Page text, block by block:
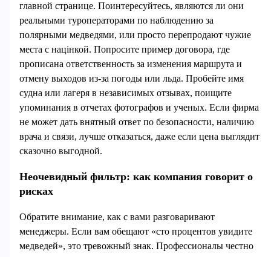
главной странице. Поинтересуйтесь, являются ли они
реальными туроператорами по наблюдению за
полярными медведями, или просто перепродают чужие
места с націнкой. Попросите пример договора, где
прописана ответственность за изменения маршрута и
отмену выходов из-за погоды или льда. Пробейте имя
судна или лагеря в независимых отзывах, поищите
упоминания в отчетах фотографов и ученых. Если фирма
не может дать внятный ответ по безопасности, наличию
врача и связи, лучше отказаться, даже если цена выглядит
сказочно выгодной.
Неочевидный фильтр: как компания говорит о
рисках
Обратите внимание, как с вами разговаривают
менеджеры. Если вам обещают «сто процентов увидите
медведей», это тревожный знак. Профессионалы честно